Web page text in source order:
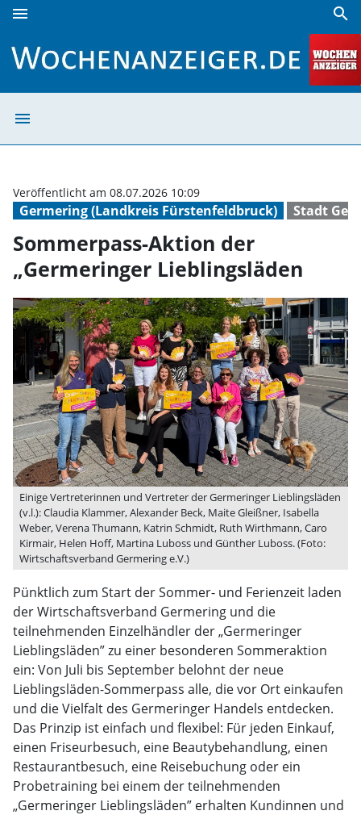
menu search
menu
Germering (Landkreis Fürstenfeldbruck) Stadt
Veröffentlicht am 08.07.2026 10:09
Sommerpass-Aktion der
„Germeringer Lieblingsläden
Einige Vertreterinnen und Vertreter der Germeringer Lieblingsläden
(v.l.): Claudia Klammer, Alexander Beck, Maite Gleißner, Isabella
Weber, Verena Thumann, Katrin Schmidt, Ruth Wirthmann, Caro
Kirmair, Helen Hoff, Martina Luboss und Günther Luboss. (Foto:
Wirtschaftsverband Germering e.V.)
Pünktlich zum Start der Sommer- und Ferienzeit laden
der Wirtschaftsverband Germering und die
teilnehmenden Einzelhändler der „Germeringer
Lieblingsläden” zu einer besonderen Sommeraktion
ein: Von Juli bis September belohnt der neue
Lieblingsläden-Sommerpass alle, die vor Ort einkaufen
und die Vielfalt des Germeringer Handels entdecken.
Das Prinzip ist einfach und flexibel: Für jeden Einkauf,
einen Friseurbesuch, eine Beautybehandlung, einen
Restaurantbesuch, eine Reisebuchung oder ein
Probetraining bei einem der teilnehmenden
„Germeringer Lieblingsläden” erhalten Kundinnen und